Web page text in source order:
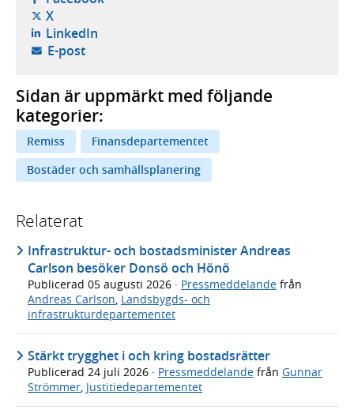
X- öppnas i ny flik, extern webbplats,
LinkedIn- öppnas i ny flik, extern webbplats,
E-post- öppnar din e-postklient,
Sidan är uppmärkt med följande
kategorier:
Remiss
Finansdepartementet
Bostäder och samhällsplanering
Relaterat
Infrastruktur- och bostadsminister Andreas
Carlson besöker Donsö och Hönö
Publicerad 05 augusti 2026 · Pressmeddelande från
Andreas Carlson, Landsbygds- och
infrastrukturdepartementet
Stärkt trygghet i och kring bostadsrätter
Publicerad 24 juli 2026 · Pressmeddelande från Gunnar
Strömmer Justitiedepartementet